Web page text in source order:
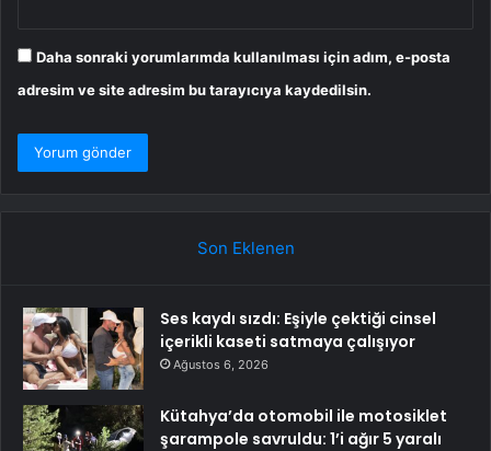
Daha sonraki yorumlarımda kullanılması için adım, e-posta
adresim ve site adresim bu tarayıcıya kaydedilsin.
Son Eklenen
Ses kaydı sızdı: Eşiyle çektiği cinsel
içerikli kaseti satmaya çalışıyor
Ağustos 6, 2026
Kütahya’da otomobil ile motosiklet
şarampole savruldu: 1’i ağır 5 yaralı